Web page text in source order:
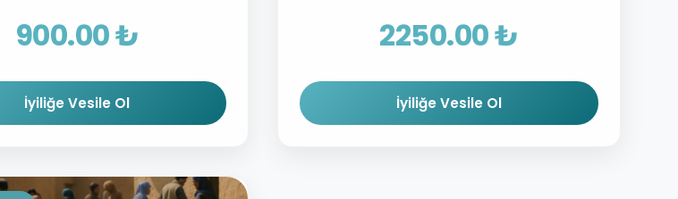
900.00 ₺
İyiliğe Vesile Ol
2250.00 ₺
İyiliğe Vesile Ol